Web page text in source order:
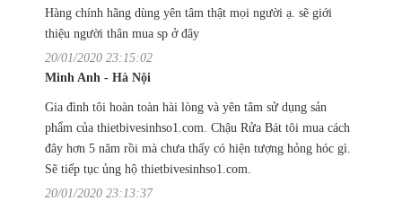
Hàng chính hãng dùng yên tâm thật mọi người ạ. sẽ giới
thiệu người thân mua sp ở đây
20/01/2020 23:15:02
Minh Anh - Hà Nội
Gia đình tôi hoàn toàn hài lòng và yên tâm sử dụng sản
phẩm của thietbivesinhso1.com. Chậu Rửa Bát tôi mua cách
đây hơn 5 năm rồi mà chưa thấy có hiện tượng hỏng hóc gì.
Sẽ tiếp tục ủng hộ thietbivesinhso1.com.
20/01/2020 23:13:37